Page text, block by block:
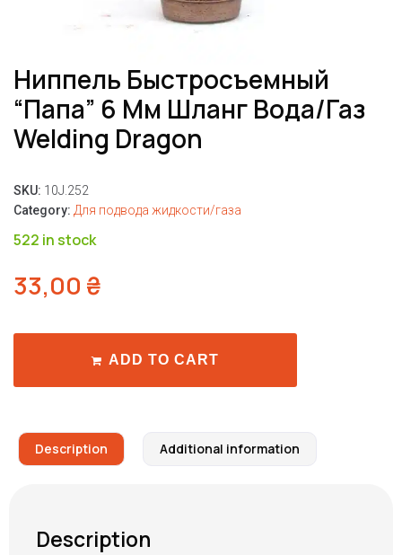
Ниппель Быстросъемный
“папа” 6 Мм Шланг Вода/газ
Welding Dragon
SKU: 10J.252
Category: Для подвода жидкости/газа
522 in stock
33,00 ₴
ADD TO CART
Description Additional information
Description
Контакти